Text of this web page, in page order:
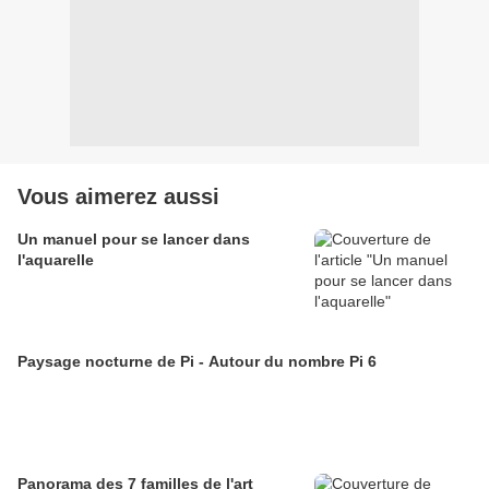
Vous aimerez aussi
Un manuel pour se lancer dans
l'aquarelle
Paysage nocturne de Pi - Autour du nombre Pi 6
Panorama des 7 familles de l'art